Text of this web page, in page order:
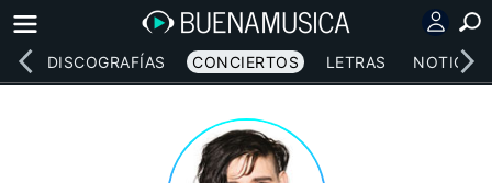
DISCOGRAFÍAS CONCIERTOS LETRAS NOTICIAS